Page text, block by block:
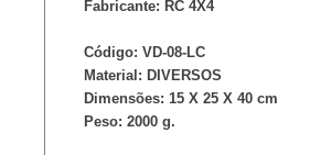
Fabricante: RC 4X4
Código: VD-08-LC
Material: DIVERSOS
Dimensões: 15 X 25 X 40 cm
Peso: 2000 g.